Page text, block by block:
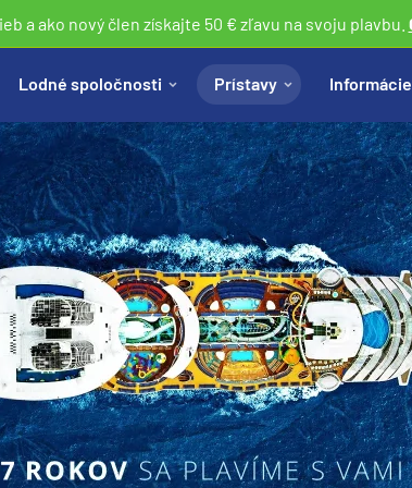
a ako nový člen získajte 50 € zľavu na svoju plavbu.
Lodné spoločnosti Prístavy Informácie